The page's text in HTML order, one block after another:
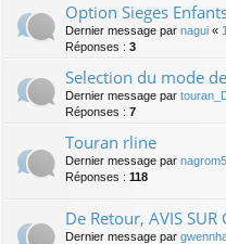
Option Sieges
Dernier message par nagui «
Réponses : 3
Selection du mode
Dernier message par
Réponses : 7
Touran rline
Dernier message par
Réponses : 118
De Retour, AVIS SUR
Dernier message par